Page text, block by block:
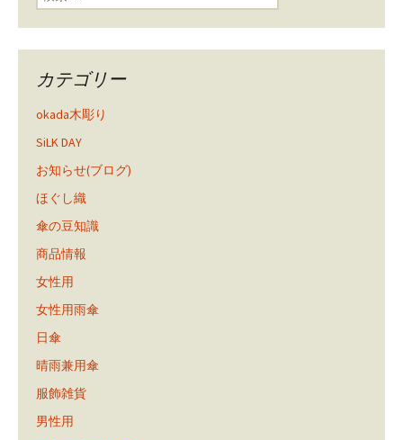
カテゴリー
okada木彫り
SiLK DAY
お知らせ(ブログ)
ほぐし織
傘の豆知識
商品情報
女性用
女性用雨傘
日傘
晴雨兼用傘
服飾雑貨
男性用